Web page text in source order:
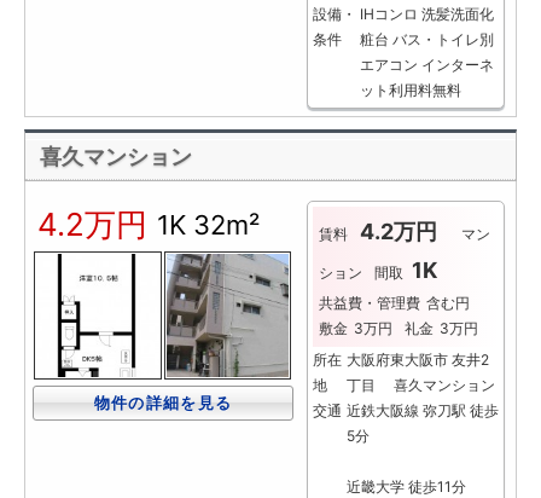
設備・
条件
IHコンロ 洗髪洗面化
粧台 バス・トイレ別
エアコン インターネ
ット利用料無料
喜久マンション
4.2万円 1K 32m²
物件の詳細を見る
賃料 4.2万円 マン
ション 間取 1K
共益費・管理費 含む円
敷金 3万円 礼金 3万円
所在
地
大阪府東大阪市 友井2
丁目 喜久マンション
交通 近鉄大阪線 弥刀駅 徒歩
5分
近畿大学 徒歩11分